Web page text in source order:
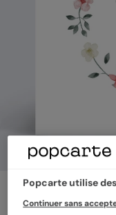
Faire-part communion
Champêtre
Popcarte utilise
Continuer sans